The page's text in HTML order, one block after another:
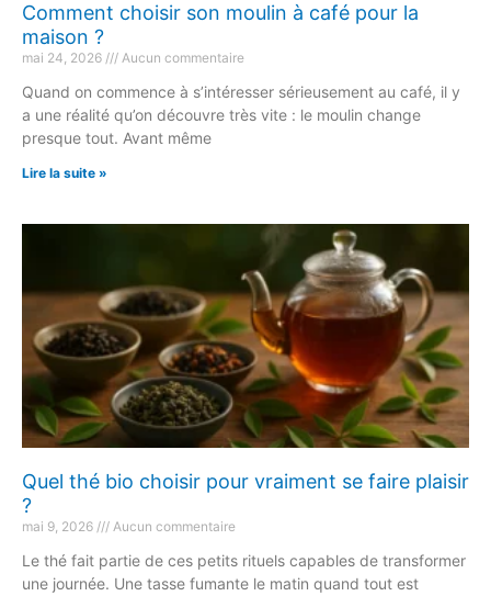
Comment choisir son moulin à café pour la
maison ?
mai 24, 2026 Aucun commentaire
Quand on commence à s’intéresser sérieusement au café, il y
a une réalité qu’on découvre très vite : le moulin change
presque tout. Avant même
Lire la suite »
Quel thé bio choisir pour vraiment se faire plaisir
?
mai 9, 2026 Aucun commentaire
Le thé fait partie de ces petits rituels capables de transformer
une journée. Une tasse fumante le matin quand tout est